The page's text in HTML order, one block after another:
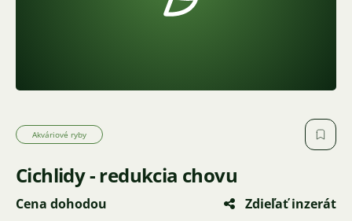
Akváriové ryby
Cichlidy - redukcia chovu
Cena dohodou
Zdieľať inzerát